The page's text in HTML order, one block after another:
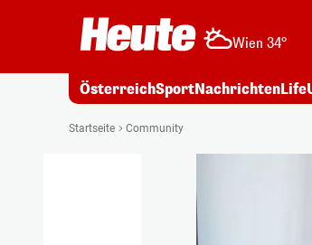
Wien 34°
ÖsterreichSportNachrichtenLife
Startseite Community